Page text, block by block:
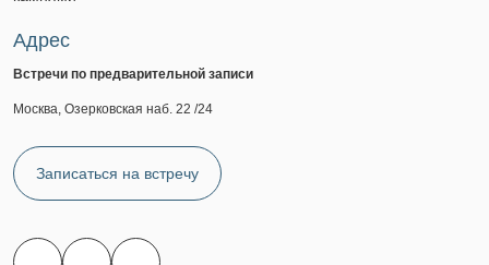
Адрес
Встречи по предварительной записи
Москва, Озерковская наб. 22 /24
Записаться на встречу